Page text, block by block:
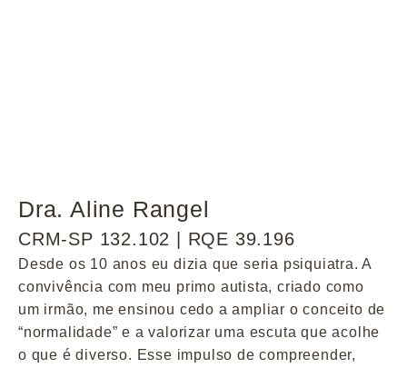
Dra. Aline Rangel
CRM-SP 132.102 | RQE 39.196
Desde os 10 anos eu dizia que seria psiquiatra. A
convivência com meu primo autista, criado como
um irmão, me ensinou cedo a ampliar o conceito de
“normalidade” e a valorizar uma escuta que acolhe
o que é diverso. Esse impulso de compreender,